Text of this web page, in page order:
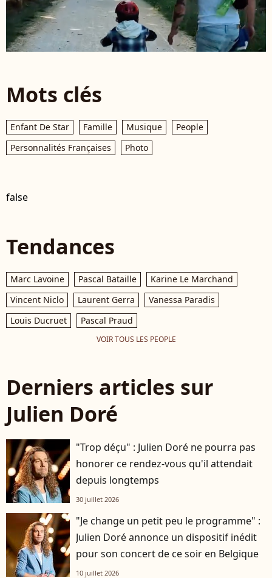
Mots clés
Enfant De Star Famille Musique
People
Personnalités Françaises
Photo
false
Tendances
Marc Lavoine Pascal Bataille
Karine Le Marchand
Vincent Niclo
Laurent Gerra
Vanessa Paradis
Louis Ducruet
Pascal Praud
VOIR TOUS LES PEOPLE
Derniers articles sur
Julien Doré
"Trop déçu" : Julien Doré ne pourra pas
honorer ce rendez-vous qu'il attendait
depuis longtemps
30 juillet 2026
"Je change un petit peu le programme" :
Julien Doré annonce un dispositif inédit
pour son concert de ce soir en Belgique
10 juillet 2026